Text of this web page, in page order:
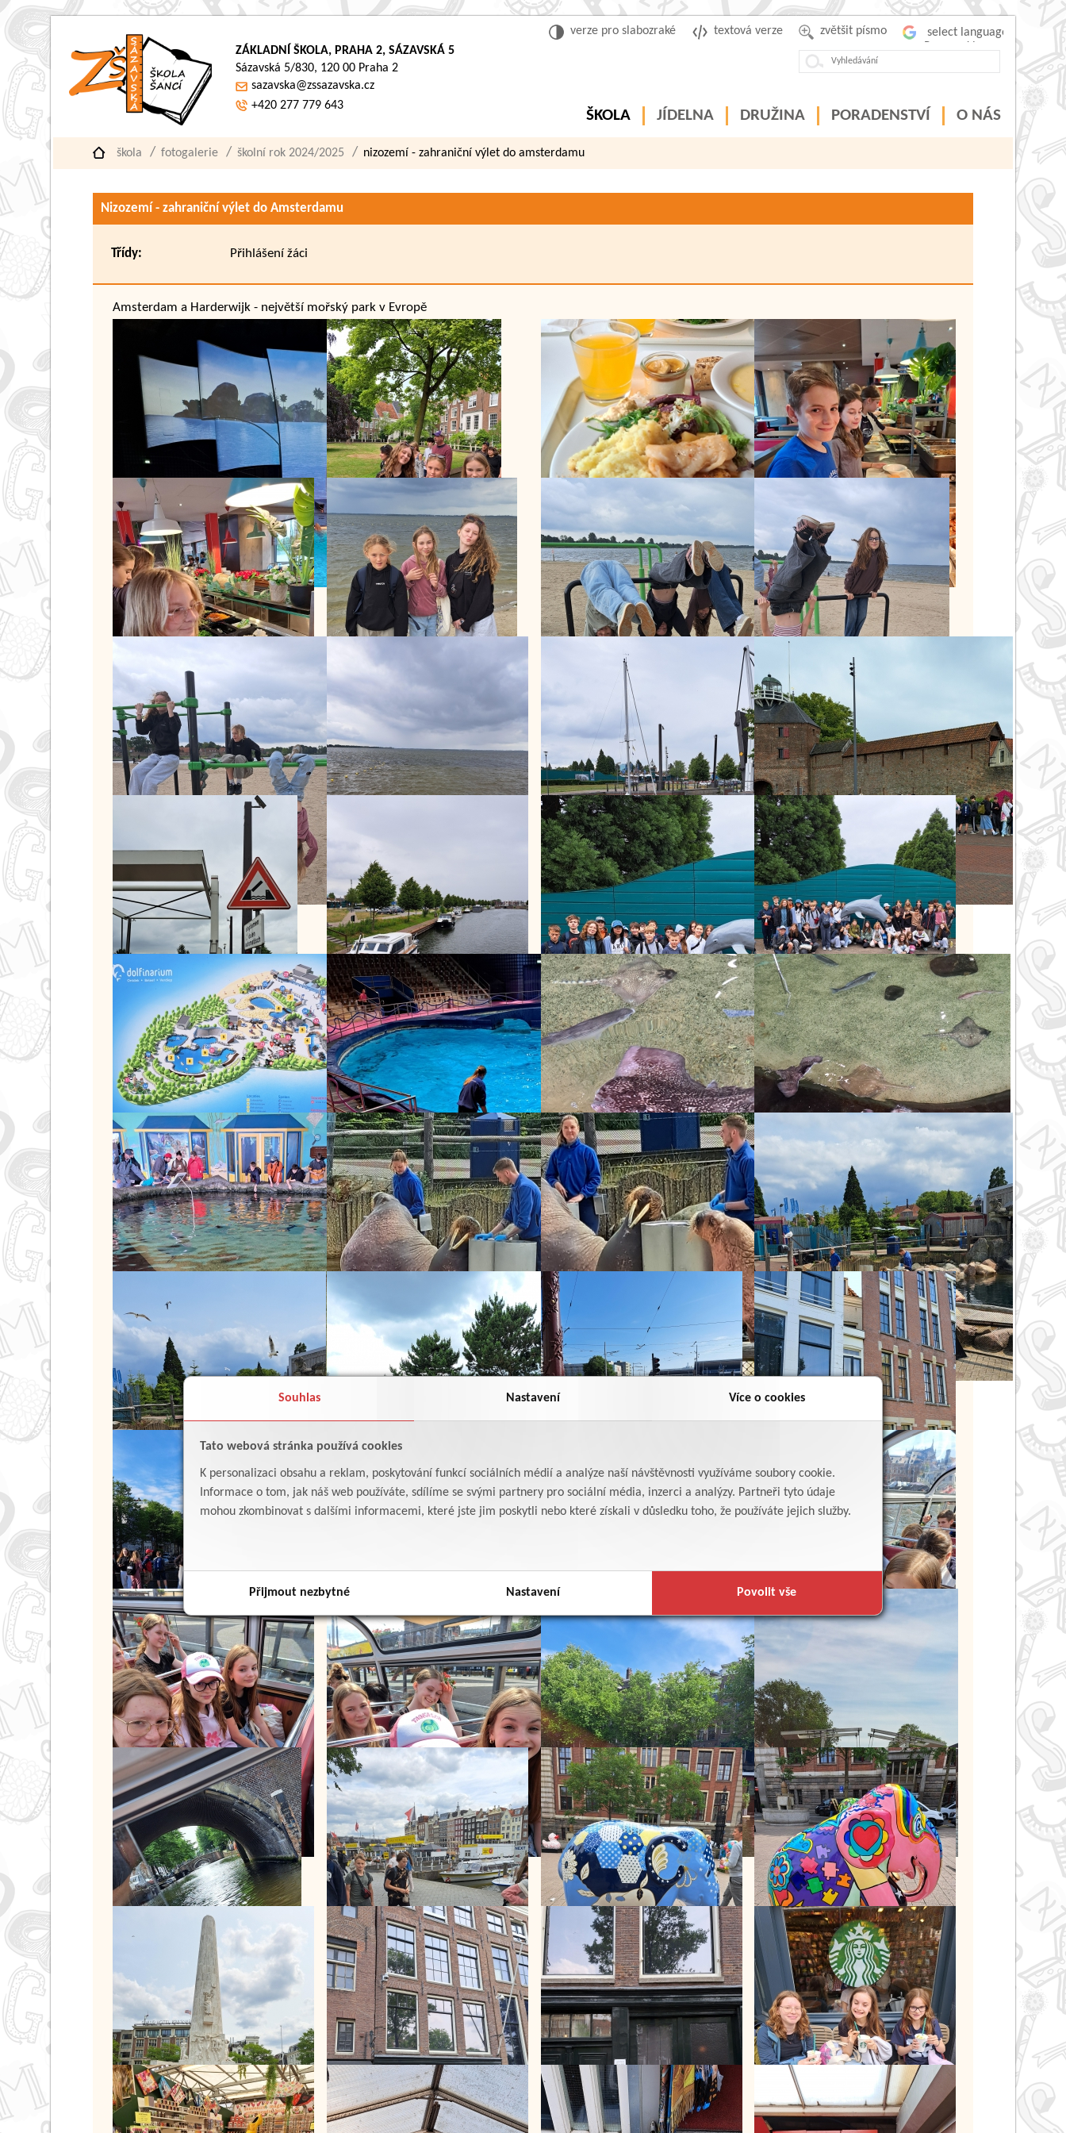
Souhlas Nastavení Více o cookies
Tato webová stránka používá cookies
K personalizaci obsahu a reklam, poskytování funkcí sociálních médií a analýze naší návštěvnosti využíváme soubory cookie.
Informace o tom, jak náš web používáte, sdílíme se svými partnery pro sociální média, inzerci a analýzy. Partneři tyto údaje
mohou zkombinovat s dalšími informacemi, které jste jim poskytli nebo které získali v důsledku toho, že používáte jejich služby.
Přijmout nezbytné Nastavení Povolit vše
zvětšit písmo
textová verze
verze pro slabozraké
ZÁKLADNÍ ŠKOLA, PRAHA 2, SÁZAVSKÁ 5
Sázavská 5/830, 120 00 Praha 2
sazavska@zssazavska.cz
+420 277 779 643
ŠKOLA JÍDELNA DRUŽINA PORADENSTVÍ O NÁS
škola fotogalerie školní rok 2024/2025 nizozemí - zahraniční výlet do amsterdamu
Nizozemí - zahraniční výlet do Amsterdamu
Třídy: Přihlášení žáci
Amsterdam a Harderwijk - největší mořský park v Evropě